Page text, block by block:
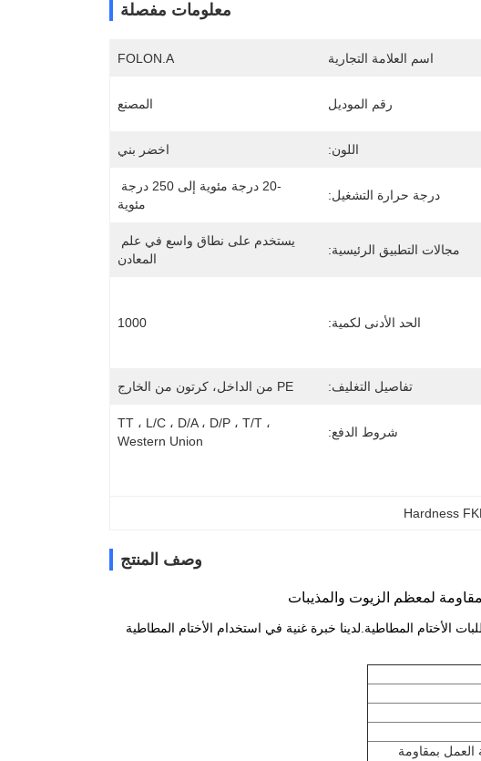
معلومات مفصلة
اسم العلامة التجارية FOLON.A
رقم الموديل المصنع
اللون: اخضر بني
درجة حرارة التشغيل:
مئوية
مجالات التطبيق الرئيسية:
المعادن
الحد الأدنى لكمية: 1000
تفاصيل التغليف: PE من الداخل، كرتون من الخارج
شروط الدفع:
TT ، L/C ، D/A ، D/P ، T/T ،
Western Union
وصف المنتج
الأختام المطاطية.لدينا خبرة غنية في استخدام الأختام المطاطية
بمقاومة